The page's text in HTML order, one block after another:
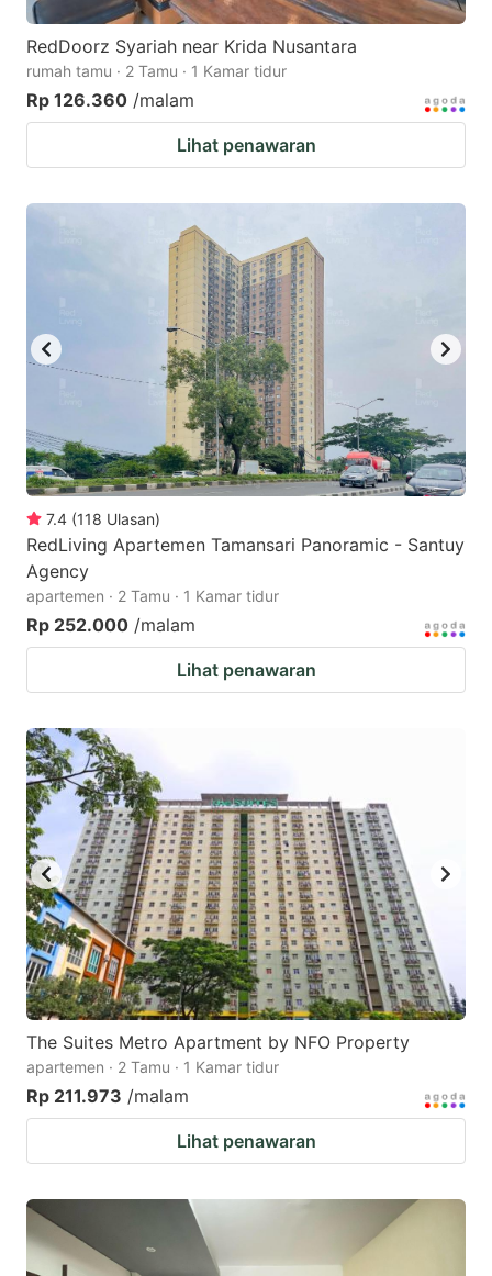
RedDoorz Syariah near Krida Nusantara
rumah tamu · 2 Tamu · 1 Kamar tidur
Rp 126.360 /malam
Lihat penawaran
7.4 (118 Ulasan)
RedLiving Apartemen Tamansari Panoramic - Santuy
Agency
apartemen · 2 Tamu · 1 Kamar tidur
Rp 252.000 /malam
Lihat penawaran
The Suites Metro Apartment by NFO Property
apartemen · 2 Tamu · 1 Kamar tidur
Rp 211.973 /malam
Lihat penawaran